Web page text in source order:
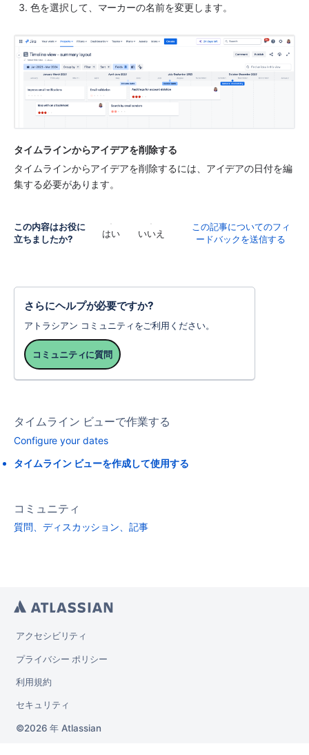
色を選択して、マーカーの名前を変更します。
タイムラインからアイデアを削除する
タイムラインからアイデアを削除するには、アイデアの日付を編
集する必要があります。
この内容はお役に
立ちましたか?
はい いいえ
この記事についてのフィ
ードバックを送信する
さらにヘルプが必要ですか?
アトラシアン コミュニティをご利用ください。
コミュニティに質問
タイムライン ビューで作業する
Configure your dates
タイムライン ビューを作成して使用する
コミュニティ
質問、ディスカッション、記事
アクセシビリティ
プライバシー ポリシー
利用規約
セキュリティ
2026 年 Atlassian